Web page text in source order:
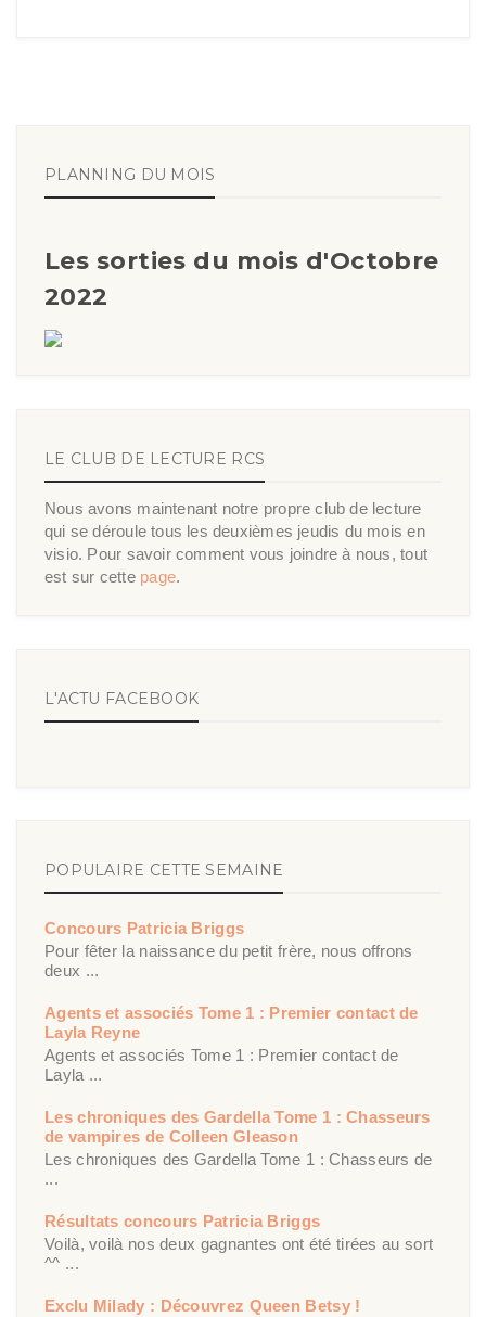
PLANNING DU MOIS
Les sorties du mois d'Octobre
2022
LE CLUB DE LECTURE RCS
Nous avons maintenant notre propre club de lecture
qui se déroule tous les deuxièmes jeudis du mois en
visio. Pour savoir comment vous joindre à nous, tout
est sur cette page.
L'ACTU FACEBOOK
POPULAIRE CETTE SEMAINE
Concours Patricia Briggs
Pour fêter la naissance du petit frère, nous offrons
deux ...
Agents et associés Tome 1 : Premier contact de
Layla Reyne
Agents et associés Tome 1 : Premier contact de
Layla ...
Les chroniques des Gardella Tome 1 : Chasseurs
de vampires de Colleen Gleason
Les chroniques des Gardella Tome 1 : Chasseurs de
...
Résultats concours Patricia Briggs
Voilà, voilà nos deux gagnantes ont été tirées au sort
^^ ...
Exclu Milady : Découvrez Queen Betsy !